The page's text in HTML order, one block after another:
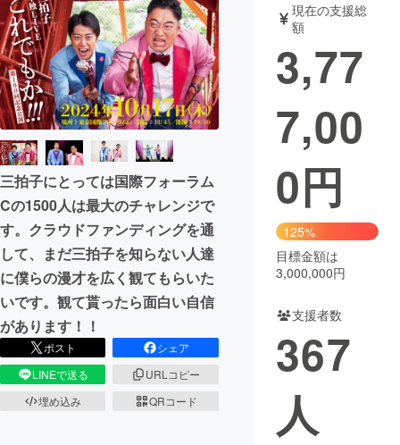
テクノロジー・ガジェット
映像・映画 書籍・雑誌
ビジネス・起業 チャレンジ
まちづくり・地域活性化
CAMPFIRE for Social Good
CAMPFIRE Creation
CAMPFIREふるさと納税machi-ya コミュニティ
三拍子にとっては国際フォーラム
Cの1500人は最大のチャレンジで
す。クラウドファンディングを通
して、まだ三拍子を知らない人達
に僕らの漫才を広く観てもらいた
いです。観て貰ったら面白い自信
があります！！
ポスト
シェア
LINEで送る
URLコピー
埋め込み
QRコード
現在の支援総
額
3,77
7,00
0円
125%
目標金額は
3,000,000円
支援者数
367
人